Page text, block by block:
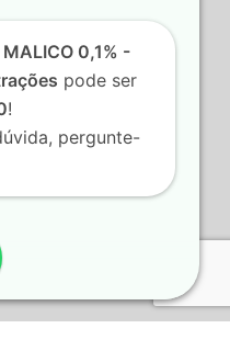
MALICO 0,1% -
pode ser
!
pergunte-